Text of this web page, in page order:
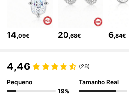
4K Seguidores
14,09€ 20,68€ 6,84€
4,46 (28)
Pequeno
19%
Tamanho Real